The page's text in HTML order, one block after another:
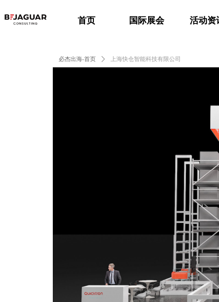
首页 国际展会 活动资
必杰出海-首页 ꄲ 上海快仓智能科技有限公司